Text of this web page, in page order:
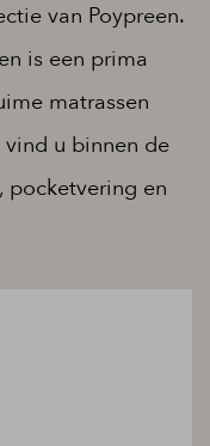
van Poypreen.
is een prima
matrassen
u binnen de
pocketvering en